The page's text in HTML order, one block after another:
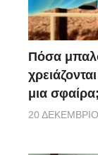
Πόσα
μια
20